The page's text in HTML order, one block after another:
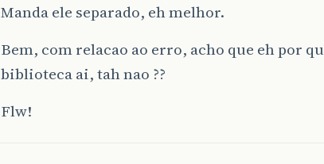
Manda ele separado, eh melhor.
Bem, com relacao ao erro, acho que eh por
biblioteca ai, tah nao ??
Flw!